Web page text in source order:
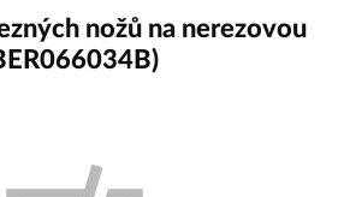
nožů na nerezovou